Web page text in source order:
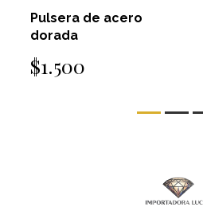
Pulsera de acero
dorada
$1.500